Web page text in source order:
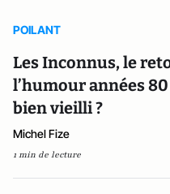
POILANT
Les Inconnus, le
l’humour années
bien vieilli ?
Michel Fize
1 min de lecture